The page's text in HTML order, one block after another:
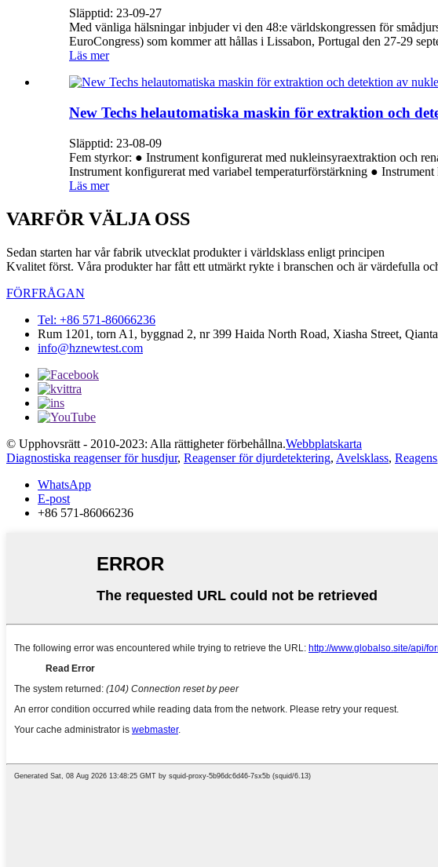
Släpptid: 23-09-27
Med vänliga hälsningar inbjuder vi den 48:e världskongressen för
EuroCongress) som kommer att hållas i Lissabon, Portugal den 27-29
Läs mer
New Techs helautomatiska maskin för extraktion och
Släpptid: 23-08-09
Fem styrkor: ● Instrument konfigurerat med nukleinsyraextraktion och
Instrument konfigurerat med variabel temperaturförstärkning ●
Läs mer
VARFÖR VÄLJA OSS
Sedan starten har vår fabrik utvecklat produkter i världsklass enligt principen
Kvalitet först. Våra produkter har fått ett utmärkt rykte i branschen och är värdefulla
FÖRFRÅGAN
Tel: +86 571-86066236
Rum 1201, torn A1, byggnad 2, nr 399 Haida North Road, Xiasha Street,
info@hznewtest.com
© Upphovsrätt - 2010-2023: Alla rättigheter förbehållna.Webbplatskarta
Diagnostiska reagenser för husdjur, Reagenser för djurdetektering, Avelsklass, Reagens
WhatsApp
E-post
+86 571-86066236